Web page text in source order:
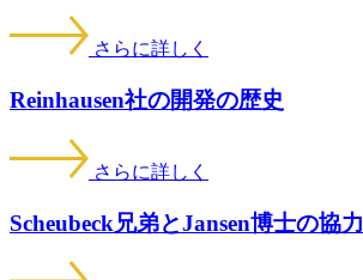
さらに詳しく
Reinhausen社の開発の歴史
さらに詳しく
Scheubeck兄弟とJansen博士の協力